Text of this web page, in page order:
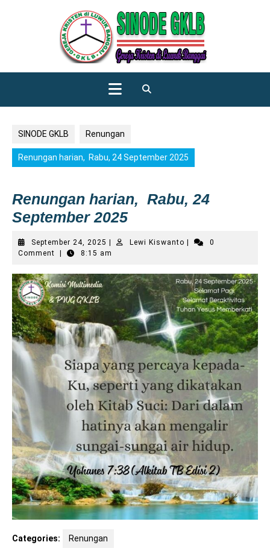
Open
SINODE GKLB Renungan
Renungan harian, Rabu, 24 September 2025
Renungan harian, Rabu, 24
September 2025
September 24, 2025 September
24,
Lewi KiswantoLewi
0
Comment
8:15 am
Categories: Renungan